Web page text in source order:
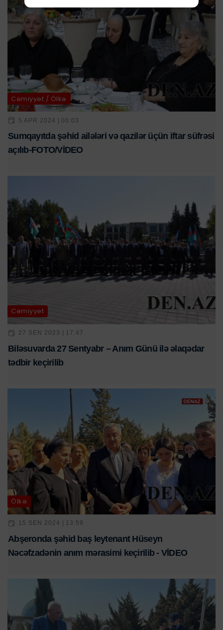
Cəmiyyət / Ölkə
5 APR 2024 | 00:03
Sumqayıtda şəhid ailələri və qazilər üçün iftar süfrəsi
açılıb-FOTO/VİDEO
Cəmiyyət
27 SEN 2023 | 17:47
Biləsuvarda 27 Sentyabr – Anım Günü ilə əlaqədar
tədbir keçirilib
Ölkə
15 SEN 2024 | 13:59
Abşeronda şəhid baş leytenant Hüseyn
Nəcəfzadənin anım mərasimi keçirilib - VİDEO